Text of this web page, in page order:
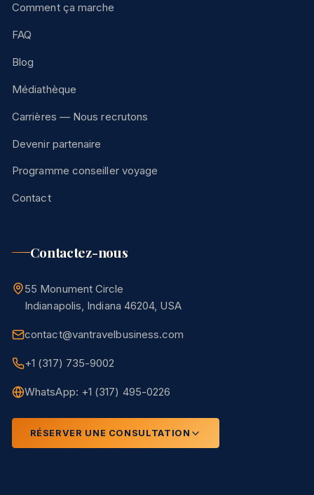
Comment ça marche
FAQ
Blog
Médiathèque
Carrières — Nous recrutons
Devenir partenaire
Programme conseiller voyage
Contact
Contactez-nous
55 Monument Circle
Indianapolis, Indiana 46204, USA
contact@vantravelbusiness.com
+1 (317) 735-9002
WhatsApp: +1 (317) 495-0226
RÉSERVER UNE CONSULTATION